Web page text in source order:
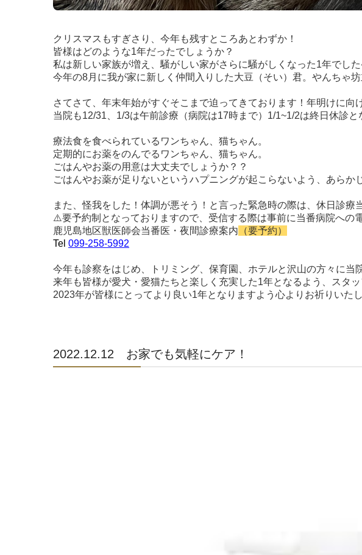
クリスマスもすぎさり、今年も残すところあとわずか！
皆様はどのような1年だったでしょうか？
私は新しい家族が増え、騒がしい家がさらに騒がしくなった1年でした
今年の8月に我が家に新しく仲間入りした大豆 （そい） 君。やんちゃ
さてさて、年末年始がすぐそこまで迫ってきております！年明けに向
当院も12/31 1/3は午前診療 （病院は17時まで）1/1~1/2は終日休診と
療法食を食べられているワンちゃん、猫ちゃん。
定期的にお薬をのんでるワンちゃん、猫ちゃん。
ごはんやお薬の用意は大丈夫でしょうか？？
ごはんやお薬が足りないというハプニングが起こらないよう、あらか
また、怪我をした！体調が悪そう！と言った緊急時の際は、休日診療
⚠要予約制となっておりますので、受信する際は事前に当番病院への
鹿児島地区獣医師会当番医・夜間診療案内 （要予約）
Tel 099-258-5992
今年も診察をはじめ、トリミング、保育園、ホテルと沢山の方々に
来年も皆様が愛犬・愛猫たちと楽しく充実した1年となるよう、スタ
2023年が皆様にとってより良い1年となりますよう心よりお祈りいた
2022.12.12 お家でも気軽にケア！